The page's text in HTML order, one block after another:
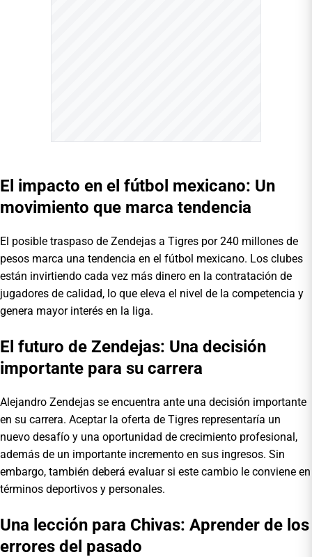
El impacto en el fútbol mexicano: Un
movimiento que marca tendencia
El posible traspaso de Zendejas a Tigres por 240 millones de
pesos marca una tendencia en el fútbol mexicano. Los clubes
están invirtiendo cada vez más dinero en la contratación de
jugadores de calidad, lo que eleva el nivel de la competencia y
genera mayor interés en la liga.
El futuro de Zendejas: Una decisión
importante para su carrera
Alejandro Zendejas se encuentra ante una decisión importante
en su carrera. Aceptar la oferta de Tigres representaría un
nuevo desafío y una oportunidad de crecimiento profesional,
además de un importante incremento en sus ingresos. Sin
embargo, también deberá evaluar si este cambio le conviene en
términos deportivos y personales.
Una lección para Chivas: Aprender de los
errores del pasado